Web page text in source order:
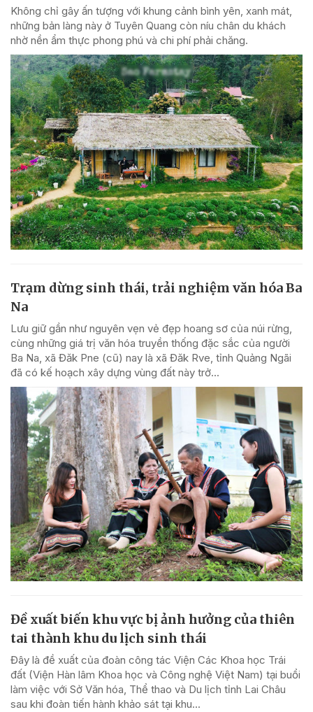
Không chỉ gây ấn tượng với khung cảnh bình yên, xanh mát,
những bản làng này ở Tuyên Quang còn níu chân du khách
nhờ nền ẩm thực phong phú và chi phí phải chăng.
Trạm dừng sinh thái, trải nghiệm văn hóa Ba
Na
Lưu giữ gần như nguyên vẹn vẻ đẹp hoang sơ của núi rừng,
cùng những giá trị văn hóa truyền thống đặc sắc của người
Ba Na, xã Đăk Pne (cũ) nay là xã Đăk Rve, tỉnh Quảng Ngãi
đã có kế hoạch xây dựng vùng đất này trở...
Đề xuất biến khu vực bị ảnh hưởng của thiên
tai thành khu du lịch sinh thái
Đây là đề xuất của đoàn công tác Viện Các Khoa học Trái
đất (Viện Hàn lâm Khoa học và Công nghệ Việt Nam) tại buổi
làm việc với Sở Văn hóa, Thể thao và Du lịch tỉnh Lai Châu
sau khi đoàn tiến hành khảo sát tại khu...